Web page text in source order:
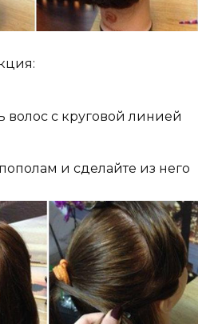
волос с круговой линией
и сделайте из него